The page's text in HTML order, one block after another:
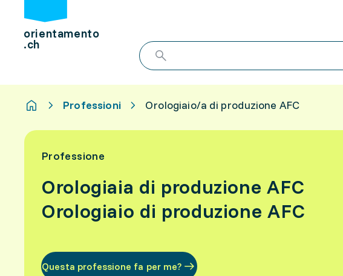
orientamento
.ch
Professioni Orologiaio/a di produzione AFC
Professione
Orologiaia di produzione AFC
Orologiaio di produzione AFC
Questa professione fa per me?